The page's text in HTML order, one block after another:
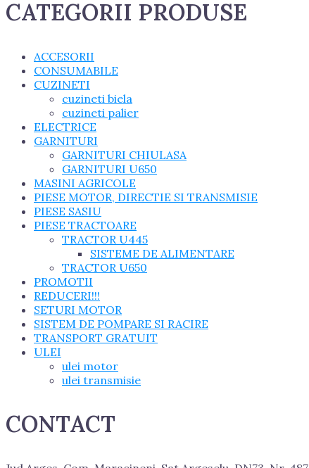
CATEGORII PRODUSE
ACCESORII
CONSUMABILE
CUZINETI
cuzineti biela
cuzineti palier
ELECTRICE
GARNITURI
GARNITURI CHIULASA
GARNITURI U650
MASINI AGRICOLE
PIESE MOTOR, DIRECTIE SI TRANSMISIE
PIESE SASIU
PIESE TRACTOARE
TRACTOR U445
SISTEME DE ALIMENTARE
TRACTOR U650
PROMOTII
REDUCERI!!!
SETURI MOTOR
SISTEM DE POMPARE SI RACIRE
TRANSPORT GRATUIT
ULEI
ulei motor
ulei transmisie
CONTACT